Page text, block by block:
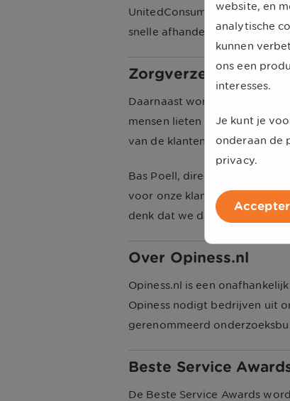
UnitedConsumers met een
snelle afhandeling en
Zorgverzekering
Daarnaast won
mensen lieten een
van de klantenservice en de
Bas Poell, directeur
voor onze klanten, daar ligt
denk dat we daarmee dat
Over Opiness.nl
Opiness.nl is een
Opiness nodigt bedrijven uit
gerenommeerd
Beste Service
De Beste Service Awards
website, en
analytische
kunnen
ons een
interesses.
Je kunt je
onderaan de
privacy.